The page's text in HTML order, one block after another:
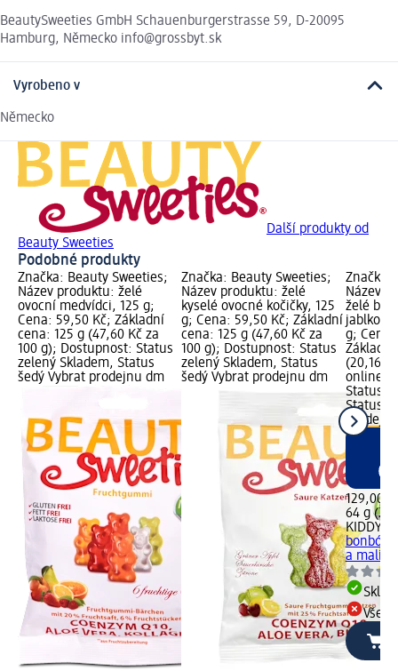
BeautySweeties GmbH Schauenburgerstrasse 59, D-20095
Hamburg, Německo info@grossbyt.sk
Vyrobeno v
Německo
Další produkty od
Beauty Sweeties
Podobné produkty
Značka: Beauty Sweeties;
Název produktu: želé
ovocní medvídci, 125 g;
Cena: 59,50 Kč; Základní
cena: 125 g (47,60 Kč za
100 g); Dostupnost: Status
zelený Skladem, Status
šedý Vybrat prodejnu dm
Značka: Beauty Sweeties;
Název produktu: želé
kyselé ovocné kočičky, 125
g; Cena: 59,50 Kč; Základní
cena: 125 g (47,60 Kč za
100 g); Dostupnost: Status
zelený Skladem, Status
šedý Vybrat prodejnu dm
Značka:
Název
želé
jablko a
g; Cena:
(20,16
online
Status
Status
129,00
64 g
a